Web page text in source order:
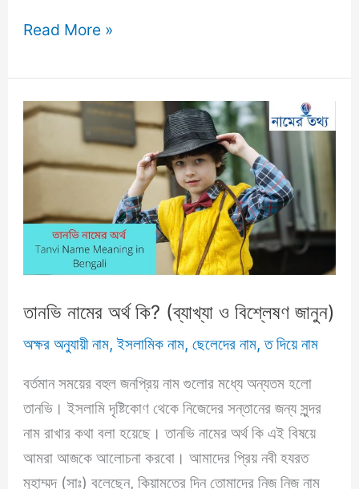
ত্বোহা
অর্থ
কি?
(ব্যাখ্যা
বিশ্লেষণ
Read More »
তানভি নামের অর্থ কি? (ব্যাখ্যা ও বিশ্লেষণ জানুন)
অক্ষর অনুযায়ী নাম,ইসলামিক নাম,ছেলেদের নাম,ত দিয়ে নাম
বর্তমান সময়ের বহুল জনপ্রিয় নাম গুলোর মধ্যে অন্যতম হলো
তানভি। ইসলামি দৃষ্টিকোণ থেকে নিজেদের সন্তানের জন্য সুন্দর
নাম রাখার কথা বলা হয়েছে। তানভি নামের অর্থ কি এই বিষয়ে
আমরা আজকে আলোচনা করবো। আমাদের প্রিয় নবী হযরত
মুহাম্মদ (সাঃ) বলেছেন, কিয়ামতের দিন তোমাদের নিজ নিজ নাম